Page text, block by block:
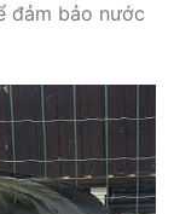
đảm bảo nước